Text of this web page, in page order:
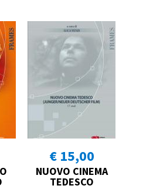
€ 15,00
NUOVO CINEMA
TEDESCO